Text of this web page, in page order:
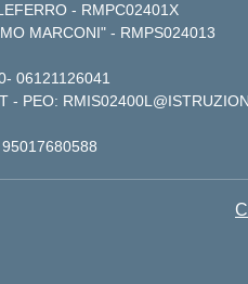
- RMPC02401X
MARCONI" - RMPS024013
- 06121126041
- PEO: